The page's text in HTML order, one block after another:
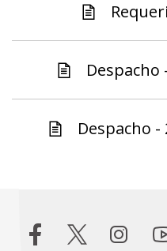
Despacho
Despacho -